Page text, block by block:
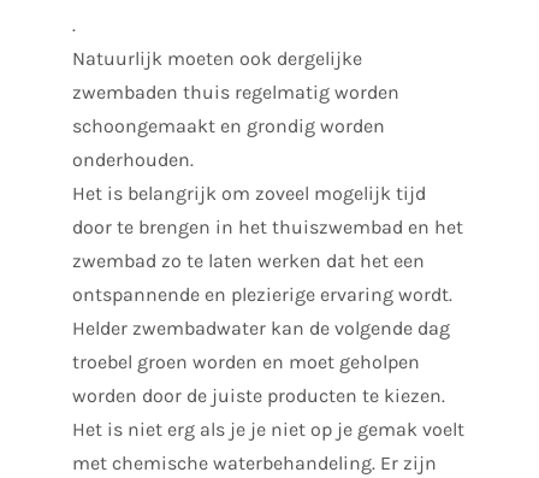
.
Natuurlijk moeten ook dergelijke
zwembaden thuis regelmatig worden
schoongemaakt en grondig worden
onderhouden.
Het is belangrijk om zoveel mogelijk tijd
door te brengen in het thuiszwembad en het
zwembad zo te laten werken dat het een
ontspannende en plezierige ervaring wordt.
Helder zwembadwater kan de volgende dag
troebel groen worden en moet geholpen
worden door de juiste producten te kiezen.
Het is niet erg als je je niet op je gemak voelt
met chemische waterbehandeling. Er zijn